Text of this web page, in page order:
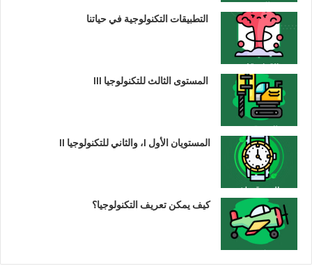
التطبيقات التكنولوجية في حياتنا
المستوى الثالث للتكنولوجيا III
المستويان الأول I، والثاني للتكنولوجيا II
كيف يمكن تعريف التكنولوجيا؟